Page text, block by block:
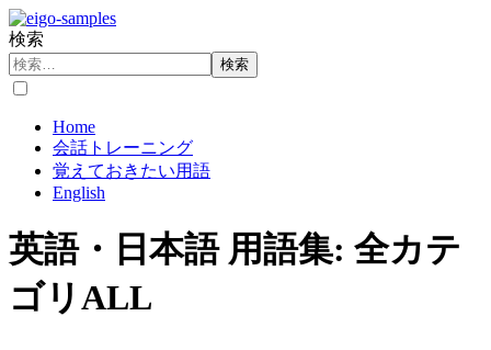
検索
検索
Home
会話トレーニング
覚えておきたい用語
English
英語・日本語 用語集: 全カテ
ゴリALL